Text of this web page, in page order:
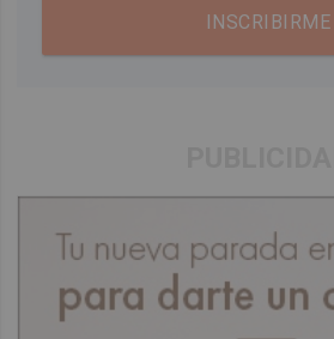
INSCRIBIRME